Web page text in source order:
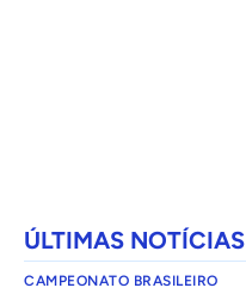
ÚLTIMAS NOTÍCIAS
CAMPEONATO BRASILEIRO